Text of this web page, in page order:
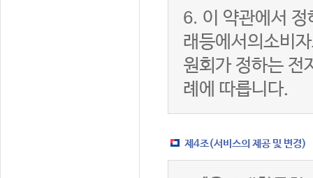
6. 이 약관에서
래등에서의소비
원회가 정하는 전
례에 따릅니다.
제4조(서비스의 제공 및 변경)